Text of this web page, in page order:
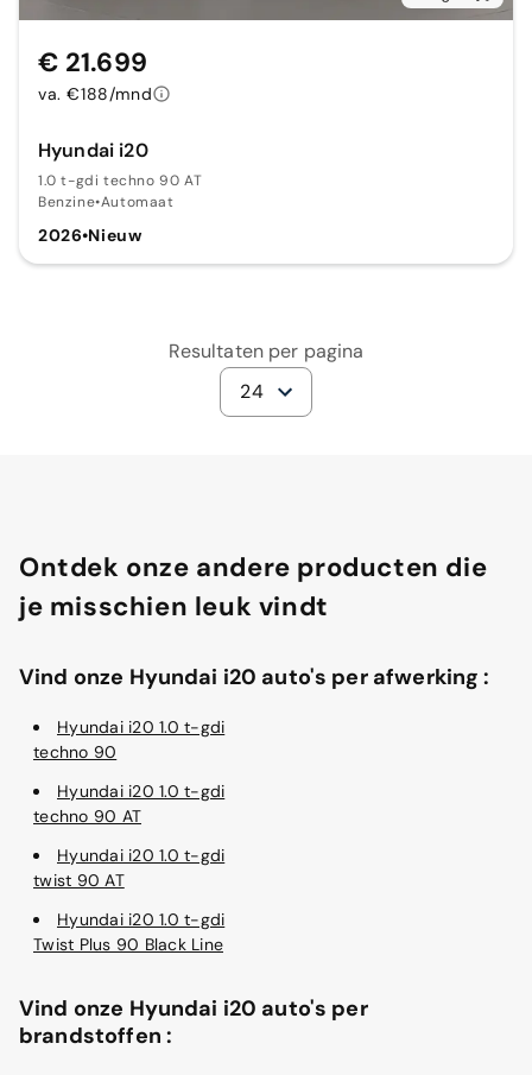
Hyundai i20
1.0 t-gdi techno 90 AT
Benzine•Automaat
2026•Nieuw
€ 21.699
va. €188/mnd
Resultaten per pagina
24
Ontdek onze andere producten die
je misschien leuk vindt
Vind onze Hyundai i20 auto's per afwerking :
Hyundai i20 1.0 t-gdi
techno 90
Hyundai i20 1.0 t-gdi
techno 90 AT
Hyundai i20 1.0 t-gdi
twist 90 AT
Hyundai i20 1.0 t-gdi
Twist Plus 90 Black Line
Vind onze Hyundai i20 auto's per
brandstoffen :